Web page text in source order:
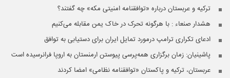
ترکیه و عربستان درباره «توافقنامه امنیتی مکه» چه گفتند؟
هشدار صنعاء : با هرگونه تحرک در خاک یمن مقابله می‌کنیم
ادعای تکراری ترامپ درمورد تمایل ایران برای دستیابی به توافق
پاشینیان: زمان برگزاری همه‌پرسی پیوستن ارمنستان به اروپا فرانرسیده است
عربستان، ترکیه و پاکستان «توافقنامه نظامی» امضا کردند